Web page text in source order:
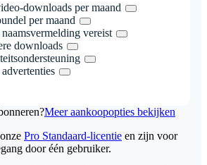
downloads per maand
per maand
vereist
downloads
Meer aankoopopties bekijken
Pro Standaard-licentie en zijn voor
door één gebruiker.